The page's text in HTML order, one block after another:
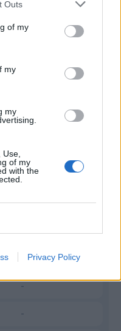
Outs
of my
my
my
of my
with the
Privacy Policy
29 - 100
Uscito